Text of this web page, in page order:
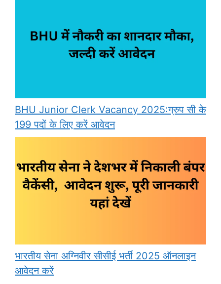
BHU Junior Clerk Vacancy 2025:ग्रुप सी के
199 पदों के लिए करें आवेदन
भारतीय सेना अग्निवीर सीसीई भर्ती 2025 ऑनलाइन
आवेदन करें